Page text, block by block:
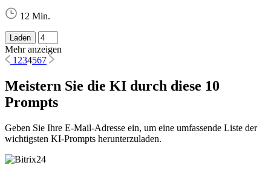
12 Min.
Laden
Mehr anzeigen
1 234567
Meistern Sie die KI durch diese 10
Prompts
Geben Sie Ihre E-Mail-Adresse ein, um eine umfassende Liste der
wichtigsten KI-Prompts herunterzuladen.